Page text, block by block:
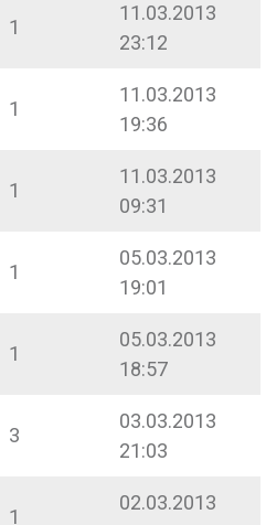
1
11.03.2013
23:12
1
11.03.2013
19:36
1
11.03.2013
09:31
1
05.03.2013
19:01
1
05.03.2013
18:57
3
03.03.2013
21:03
1
02.03.2013